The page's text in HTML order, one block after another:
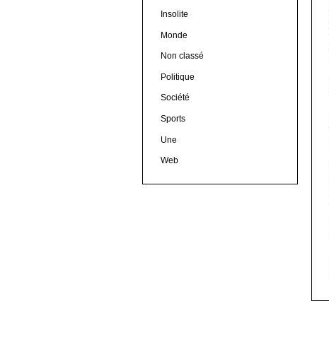
Insolite
Monde
Non classé
Politique
Société
Sports
Une
Web